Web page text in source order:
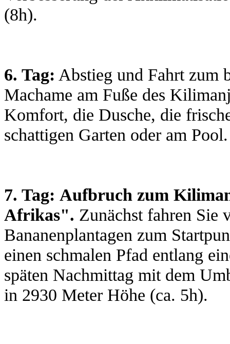
(8h).
6. Tag: Abstieg und Fahrt zum
Machame am Fuße des
Komfort, die Dusche, die
schattigen Garten oder am Pool.
7. Tag: Aufbruch zum
Afrikas". Zunächst fahren Sie
Bananenplantagen zum
einen schmalen Pfad entlang
späten Nachmittag mit dem
in 2930 Meter Höhe (ca. 5h).